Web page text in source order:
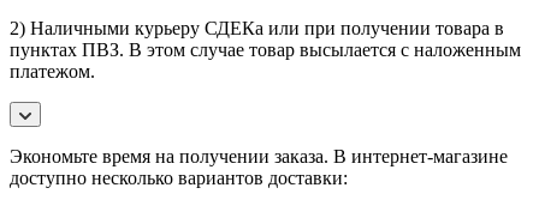
2) Наличными курьеру СДЕКа или при получении товара в
пунктах ПВЗ. В этом случае товар высылается с наложенным
платежом.
Экономьте время на получении заказа. В интернет-магазине
доступно несколько вариантов доставки: